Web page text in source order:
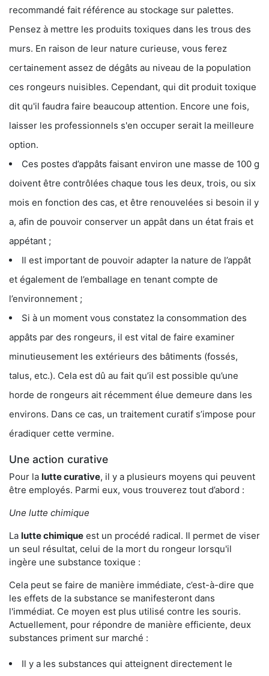
recommandé fait référence au stockage sur palettes.
Pensez à mettre les produits toxiques dans les trous des
murs. En raison de leur nature curieuse, vous ferez
certainement assez de dégâts au niveau de la population
ces rongeurs nuisibles. Cependant, qui dit produit toxique
dit qu'il faudra faire beaucoup attention. Encore une fois,
laisser les professionnels s'en occuper serait la meilleure
option.
Ces postes d’appâts faisant environ une masse de 100 g
doivent être contrôlées chaque tous les deux, trois, ou six
mois en fonction des cas, et être renouvelées si besoin il y
a, afin de pouvoir conserver un appât dans un état frais et
appétant ;
Il est important de pouvoir adapter la nature de l’appât
et également de l’emballage en tenant compte de
l’environnement ;
Si à un moment vous constatez la consommation des
appâts par des rongeurs, il est vital de faire examiner
minutieusement les extérieurs des bâtiments (fossés,
talus, etc.). Cela est dû au fait qu’il est possible qu’une
horde de rongeurs ait récemment élue demeure dans les
environs. Dans ce cas, un traitement curatif s’impose pour
éradiquer cette vermine.
Une action curative
Pour la lutte curative, il y a plusieurs moyens qui peuvent
être employés. Parmi eux, vous trouverez tout d’abord :
Une lutte chimique
La lutte chimique est un procédé radical. Il permet de viser
un seul résultat, celui de la mort du rongeur lorsqu'il
ingère une substance toxique :
Cela peut se faire de manière immédiate, c’est-à-dire que
les effets de la substance se manifesteront dans
l'immédiat. Ce moyen est plus utilisé contre les souris.
Actuellement, pour répondre de manière efficiente, deux
substances priment sur marché :
Il y a les substances qui atteignent directement le